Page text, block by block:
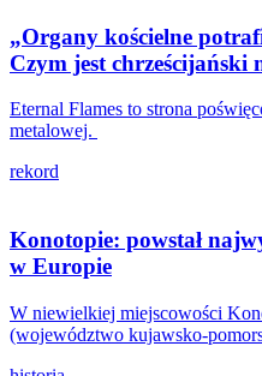
„Organy kościelne
Czym jest chrześcijański
Eternal Flames to strona
metalowej.
rekord
Konotopie: powstał
w Europie
W niewielkiej miejscowości
(województwo kujawsko-